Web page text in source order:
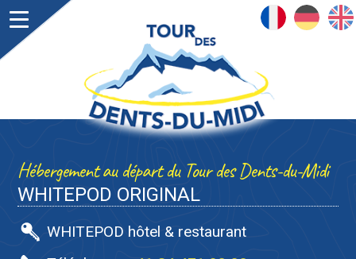
DEUTSCHENGLISH
Hébergement au départ du Tour des Dents-du-Midi
WHITEPOD ORIGINAL
WHITEPOD hôtel & restaurant